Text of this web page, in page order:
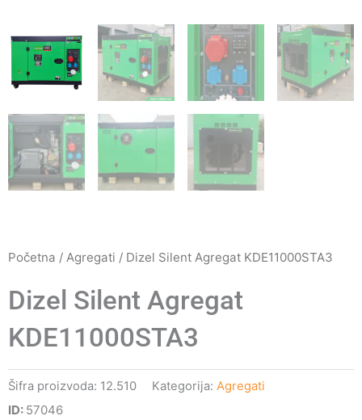
Početna / Agregati / Dizel Silent Agregat KDE11000STA3
Dizel Silent Agregat
KDE11000STA3
Šifra proizvoda: 12.510 Kategorija: Agregati
ID: 57046